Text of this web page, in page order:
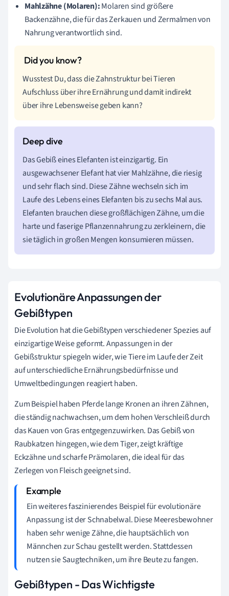
Mahlzähne (Molaren):Molaren sind größere
Backenzähne, die für das Zerkauen und Zermalmen von
Nahrung verantwortlich sind.
Wusstest Du, dass die Zahnstruktur bei Tieren
Aufschluss über ihre Ernährung und damit indirekt
über ihre Lebensweise geben kann?
Das Gebiß eines Elefanten ist einzigartig. Ein
ausgewachsener Elefant hat vier Mahlzähne, die riesig
und sehr flach sind. Diese Zähne wechseln sich im
Laufe des Lebens eines Elefanten bis zu sechs Mal aus.
Elefanten brauchen diese großflächigen Zähne, um die
harte und faserige Pflanzennahrung zu zerkleinern, die
sie täglich in großen Mengen konsumieren müssen.
Evolutionäre Anpassungen der
Gebißtypen
Die Evolution hat die Gebißtypen verschiedener Spezies auf
einzigartige Weise geformt. Anpassungen in der
Gebißstruktur spiegeln wider, wie Tiere im Laufe der Zeit
auf unterschiedliche Ernährungsbedürfnisse und
Umweltbedingungen reagiert haben.
Zum Beispiel haben Pferde lange Kronen an ihren Zähnen,
die ständig nachwachsen, um dem hohen Verschleiß durch
das Kauen von Gras entgegenzuwirken. Das Gebiß von
Raubkatzen hingegen, wie dem Tiger, zeigt kräftige
Eckzähne und scharfe Prämolaren, die ideal für das
Zerlegen von Fleisch geeignet sind.
Ein weiteres faszinierendes Beispiel für evolutionäre
Anpassung ist der Schnabelwal. Diese Meeresbewohner
haben sehr wenige Zähne, die hauptsächlich von
Männchen zur Schau gestellt werden. Stattdessen
nutzen sie Saugtechniken, um ihre Beute zu fangen.
Gebißtypen - Das Wichtigste